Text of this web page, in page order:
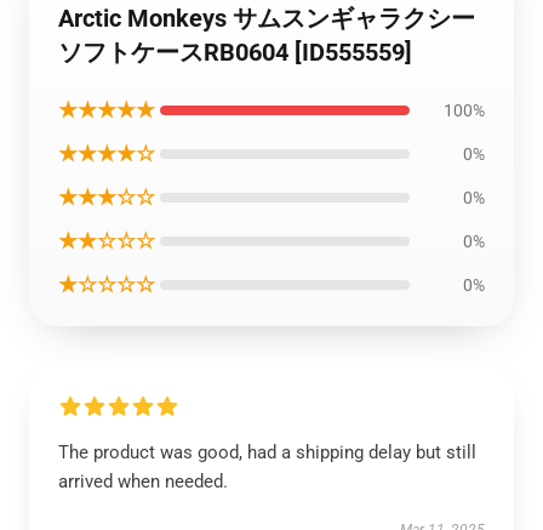
Arctic Monkeys サムスンギャラクシー
ソフトケースRB0604 [ID555559]
★★★★★ 100%
★★★★☆ 0%
★★★☆☆ 0%
★★☆☆☆ 0%
★☆☆☆☆ 0%
The product was good, had a shipping delay but still
arrived when needed.